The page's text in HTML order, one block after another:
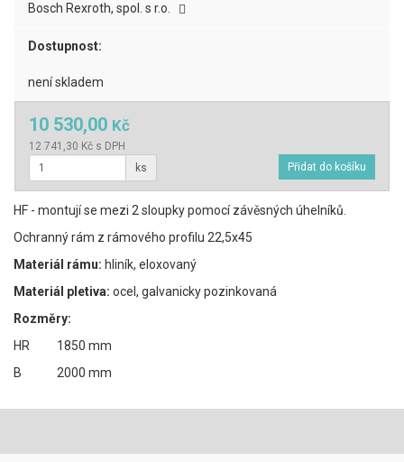
Bosch Rexroth, spol. s r.o.
Dostupnost:
není skladem
10 530,00 Kč
12 741,30 Kč s DPH
ks
HF - montují se mezi 2 sloupky pomocí závěsných úhelníků.
Ochranný rám z rámového profilu 22,5x45
Materiál rámu: hliník, eloxovaný
Materiál pletiva: ocel, galvanicky pozinkovaná
Rozměry:
HR 1850 mm
B 2000 mm